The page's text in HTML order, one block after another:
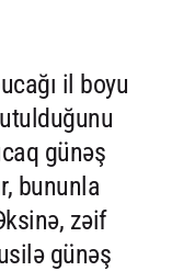
il boyu
günəş
bununla
zəif
günəş